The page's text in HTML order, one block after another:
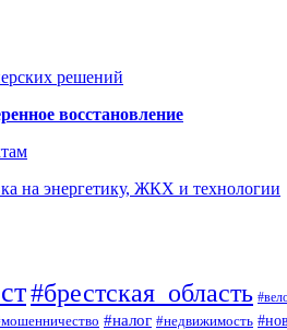
решений
восстановление
на энергетику, ЖКХ и технологии
#брестская_область
#налог #недвижимость